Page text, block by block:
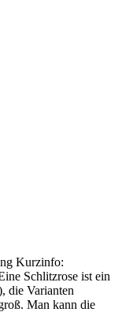
Kurzinfo:
Schlitzrose ist ein
die Varianten
Man kann die